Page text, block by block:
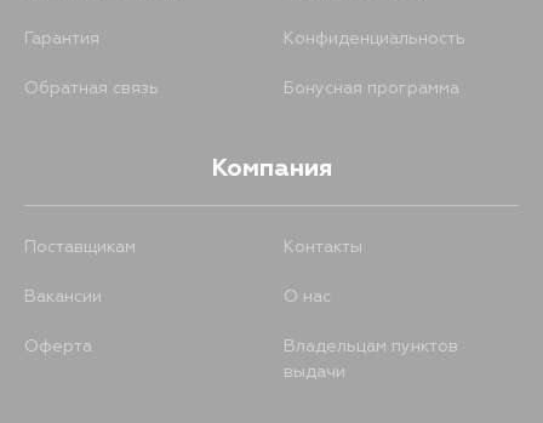
Гарантия Конфиденциальность
Обратная связь Бонусная программа
Компания
Поставщикам Контакты
Вакансии О нас
Оферта
Владельцам пунктов
выдачи